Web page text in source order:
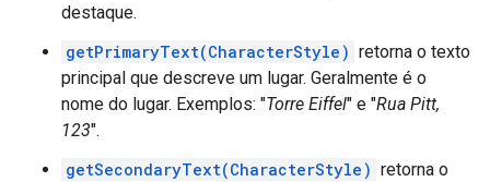
destaque.
getPrimaryText(CharacterStyle) retorna o texto
principal que descreve um lugar. Geralmente é o
nome do lugar. Exemplos: "Torre Eiffel" e "Rua Pitt,
123".
getSecondaryText(CharacterStyle) retorna o